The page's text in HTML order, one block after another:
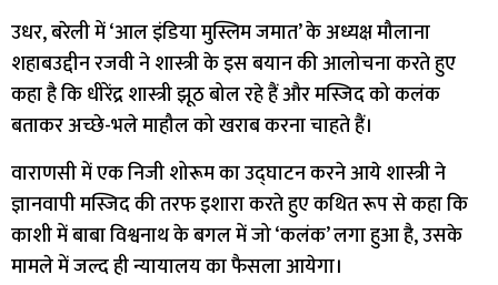
उधर, बरेली में ‘आल इंडिया मुस्लिम जमात’ के अध्यक्ष मौलाना
शहाबउद्दीन रजवी ने शास्त्री के इस बयान की आलोचना करते हुए
कहा है कि धीरेंद्र शास्त्री झूठ बोल रहे हैं और मस्जिद को कलंक
बताकर अच्छे-भले माहौल को खराब करना चाहते हैं।
वाराणसी में एक निजी शोरूम का उद्घाटन करने आये शास्त्री ने
ज्ञानवापी मस्जिद की तरफ इशारा करते हुए कथित रूप से कहा कि
काशी में बाबा विश्वनाथ के बगल में जो ‘कलंक’ लगा हुआ है, उसके
मामले में जल्द ही न्यायालय का फैसला आयेगा।